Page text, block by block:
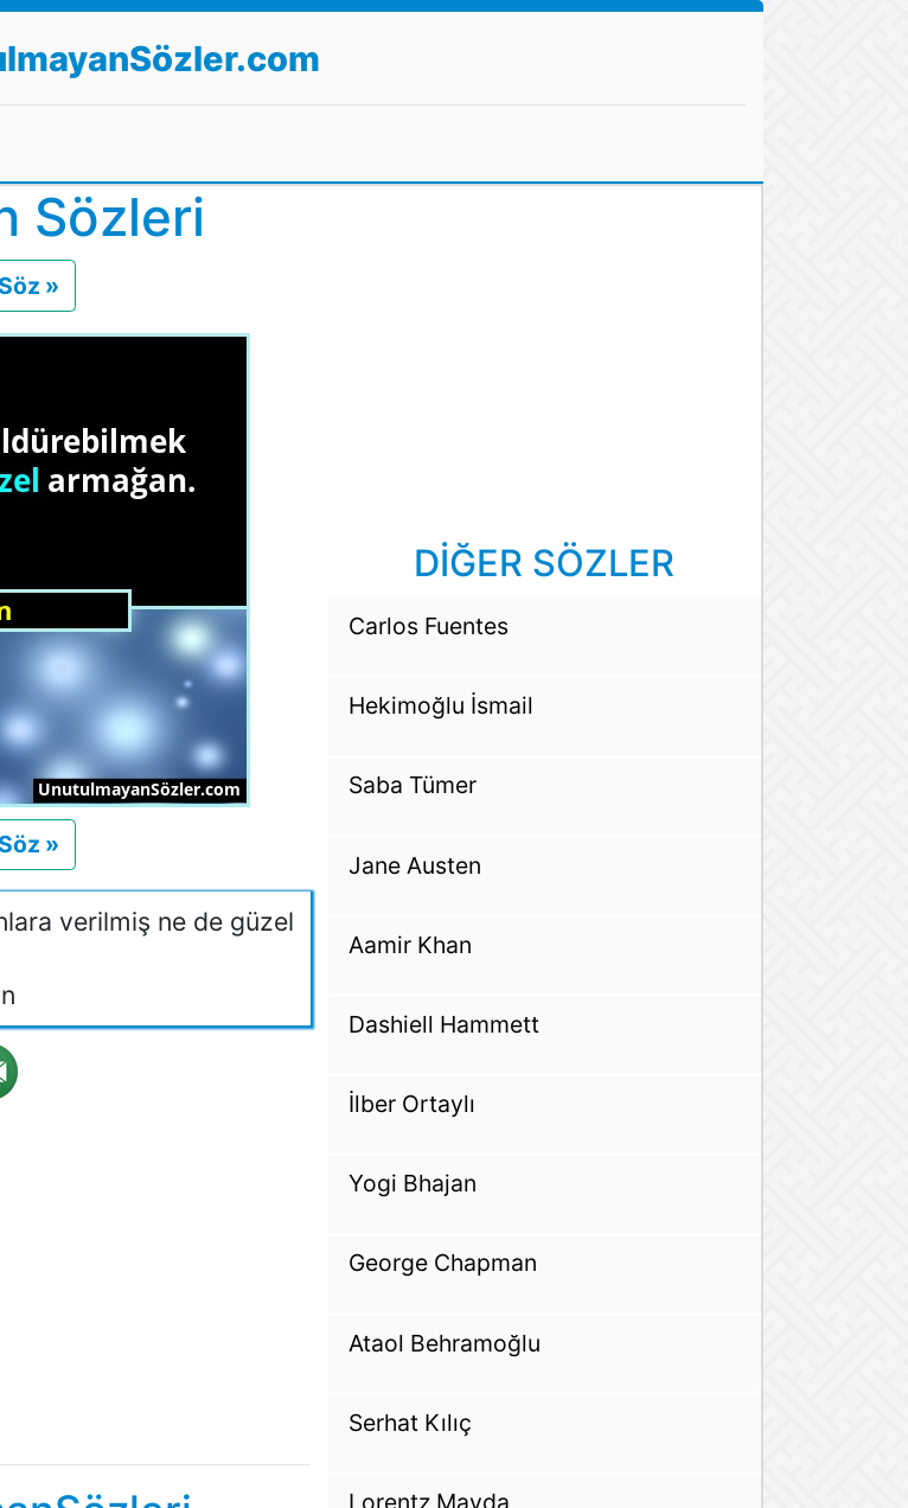
Sözleri
»
»
verilmiş ne de güzel
DİĞER SÖZLER
Carlos Fuentes
Hekimoğlu İsmail
Saba Tümer
Jane Austen
Aamir Khan
Dashiell Hammett
İlber Ortaylı
Yogi Bhajan
George Chapman
Ataol Behramoğlu
Serhat Kılıç
Lorentz Mayda